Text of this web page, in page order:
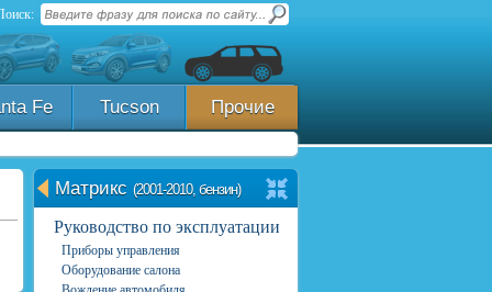
Fe Tucson Прочие
Матрикс (2001-2010, бензин)
Руководство по эксплуатации
Приборы управления
Оборудование салона